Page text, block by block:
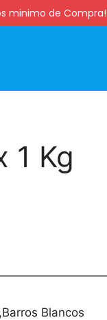
minimo de Compra!
1 Kg
Blancos